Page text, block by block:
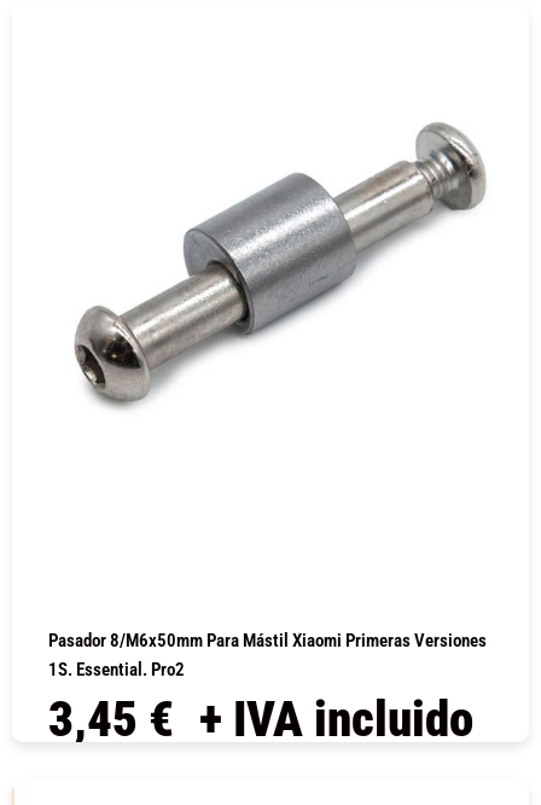
Pasador 8/M6x50mm Para Mástil Xiaomi Primeras Versiones
1S. Essential. Pro2
3,45 € + IVA incluido